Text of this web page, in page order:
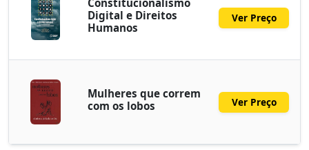
Digital e Direitos
Humanos
Ver Preço
Mulheres que correm
com os lobos
Ver Preço